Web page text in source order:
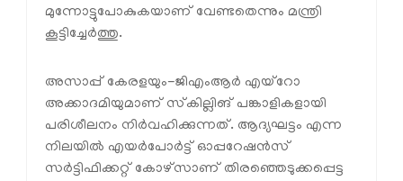
മുന്നോട്ടുപോകുകയാണ് വേണ്ടതെന്നും മന്ത്രി
കൂട്ടിച്ചേർത്തു.
അസാപ്പ് കേരളയും-ജിഎംആർ എയ്റോ
അക്കാദമിയുമാണ് സ്‌കില്ലിങ് പങ്കാളികളായി
പരിശീലനം നിർവഹിക്കുന്നത്. ആദ്യഘട്ടം എന്ന
നിലയിൽ എയർപോർട്ട് ഓപ്പറേഷൻസ്
സർട്ടിഫിക്കറ്റ് കോഴ്‌സാണ് തിരഞ്ഞെടുക്കപ്പെട്ട